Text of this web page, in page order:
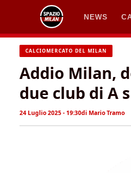
contenuto
NEWS
CALCIOMERCATO DEL MILAN
Addio Milan,
due club di A
24 Luglio 2025 - 19:30di Mario Tramo